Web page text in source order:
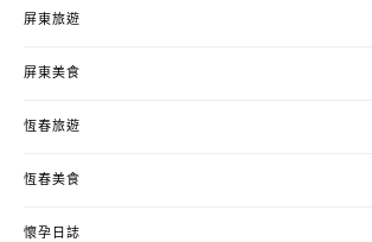
屏東旅遊
屏東美食
恆春旅遊
恆春美食
懷孕日誌